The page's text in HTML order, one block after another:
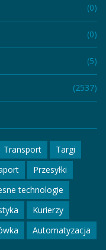
(0)
(0)
(5)
(2537)
Transport
Targi
Przesyłki
technologie
Kurierzy
Automatyzacja